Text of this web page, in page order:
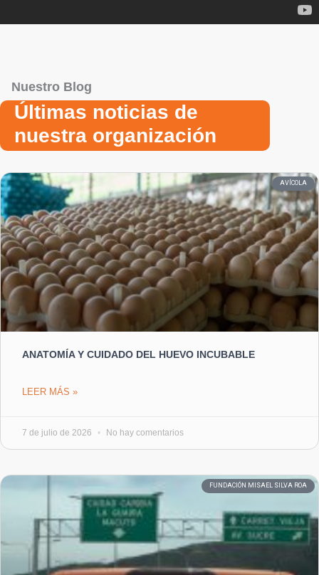
Nuestro Blog
Últimas noticias de
nuestra organización
AVÍCOLA
ANATOMÍA Y CUIDADO DEL HUEVO INCUBABLE
LEER MÁS »
7 de julio de 2026 No hay comentarios
FUNDACIÓN MISAEL SILVA ROA